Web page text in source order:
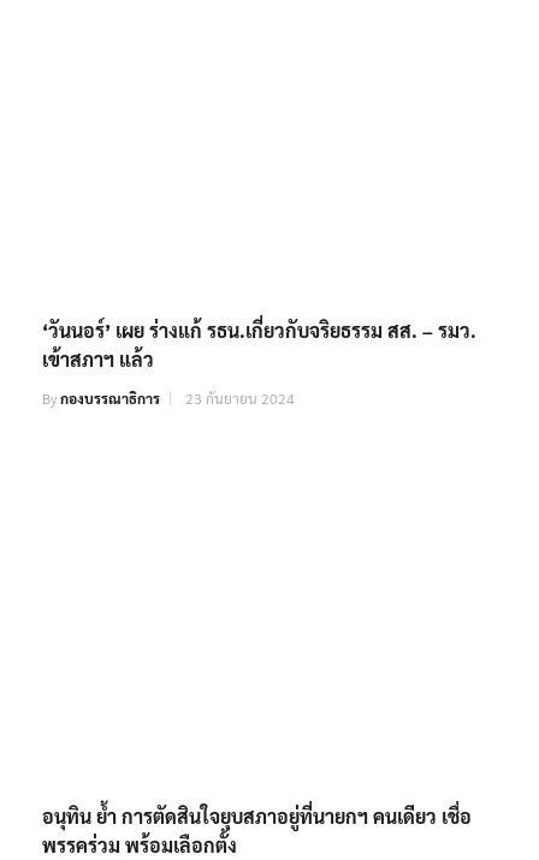
‘วันนอร์’ เผย ร่างแก้ รธน.เกี่ยวกับจริยธรรม สส. – รมว.
เข้าสภาฯ แล้ว
Byกองบรรณาธิการ 23 กันยายน 2024
อนุทิน ย้ำ การตัดสินใจยุบสภาอยู่ที่นายกฯ คนเดียว เชื่อ
พรรคร่วม พร้อมเลือกตั้ง